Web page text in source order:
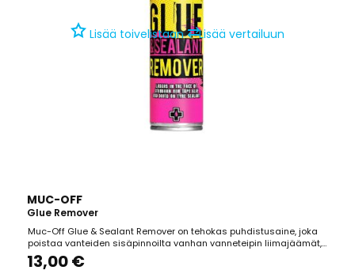
Lisää toivelistaan⇄Lisää vertailuun
MUC-OFF
Glue Remover
Muc-Off Glue & Sealant Remover on tehokas puhdistusaine, joka
poistaa vanteiden sisäpinnoilta vanhan vanneteipin liimajäämät,
kuivuneet tubeless-tiivisteet ja tubular-renkaiden liimat. Sen
patentoitu, mieto koostumus on turvallinen käyttää useimmilla
13,00 €